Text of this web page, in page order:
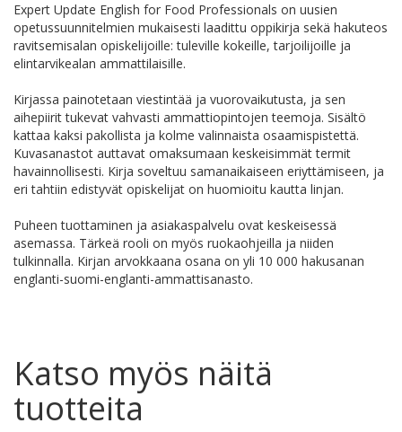
Expert Update English for Food Professionals on uusien
opetussuunnitelmien mukaisesti laadittu oppikirja sekä hakuteos
ravitsemisalan opiskelijoille: tuleville kokeille, tarjoilijoille ja
elintarvikealan ammattilaisille.
Kirjassa painotetaan viestintää ja vuorovaikutusta, ja sen
aihepiirit tukevat vahvasti ammattiopintojen teemoja. Sisältö
kattaa kaksi pakollista ja kolme valinnaista osaamispistettä.
Kuvasanastot auttavat omaksumaan keskeisimmät termit
havainnollisesti. Kirja soveltuu samanaikaiseen eriyttämiseen, ja
eri tahtiin edistyvät opiskelijat on huomioitu kautta linjan.
Puheen tuottaminen ja asiakaspalvelu ovat keskeisessä
asemassa. Tärkeä rooli on myös ruokaohjeilla ja niiden
tulkinnalla. Kirjan arvokkaana osana on yli 10 000 hakusanan
englanti-suomi-englanti-ammattisanasto.
Katso myös näitä
tuotteita